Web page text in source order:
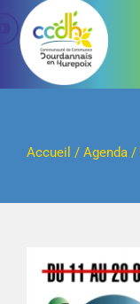
Passer
contenu
Accueil / Agenda/